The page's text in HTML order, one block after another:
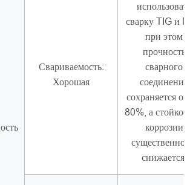
Свариваемость:
Хорошая
сварку TIG и
при этом
прочность
сварного
соединения
сохраняется
80%, а
коррозии
существенно
снижается.